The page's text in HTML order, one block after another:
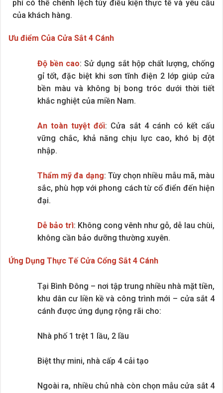
phí có thể chênh lệch tùy điều kiện thực tế và yêu cầu
của khách hàng.
Ưu điểm Của Cửa Sắt 4 Cánh
Độ bền cao: Sử dụng sắt hộp chất lượng, chống
gỉ tốt, đặc biệt khi sơn tĩnh điện 2 lớp giúp cửa
bền màu và không bị bong tróc dưới thời tiết
khắc nghiệt của miền Nam.
An toàn tuyệt đối: Cửa sắt 4 cánh có kết cấu
vững chắc, khả năng chịu lực cao, khó bị đột
nhập.
Thẩm mỹ đa dạng: Tùy chọn nhiều mẫu mã, màu
sắc, phù hợp với phong cách từ cổ điển đến hiện
đại.
Dễ bảo trì: Không cong vênh như gỗ, dễ lau chùi,
không cần bảo dưỡng thường xuyên.
Ứng Dụng Thực Tế Cửa Cổng Sắt 4 Cánh
Tại Bình Đông – nơi tập trung nhiều nhà mặt tiền,
khu dân cư liền kề và công trình mới – cửa sắt 4
cánh được ứng dụng rộng rãi cho:
Nhà phố 1 trệt 1 lầu, 2 lầu
Biệt thự mini, nhà cấp 4 cải tạo
Ngoài ra, nhiều chủ nhà còn chọn mẫu cửa sắt 4